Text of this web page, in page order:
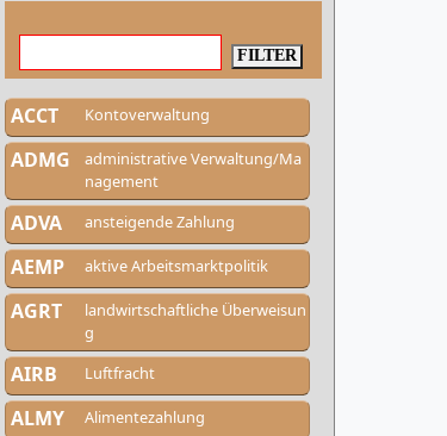
ACCT Kontoverwaltung
ADMG
administrative Verwaltung/Ma
nagement
ADVA ansteigende Zahlung
AEMP aktive Arbeitsmarktpolitik
AGRT
landwirtschaftliche Überweisun
g
AIRB Luftfracht
ALMY Alimentezahlung